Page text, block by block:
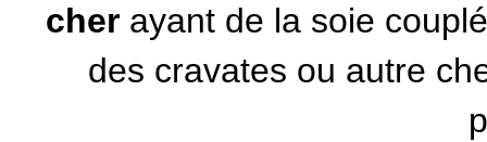
cher ayant de la soie
des cravates ou autre